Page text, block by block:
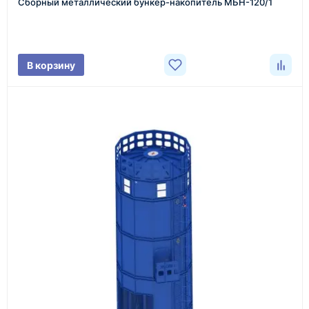
Менеджер связывается с вами, уточняет
Подбираем оборудование, рассчитываем
стоимость товара и ориентировочную стоимость
Счёт и оплата
Согласовываем условия, готовим счёт, договор
или спецификацию и принимаем оплату по
В корзину